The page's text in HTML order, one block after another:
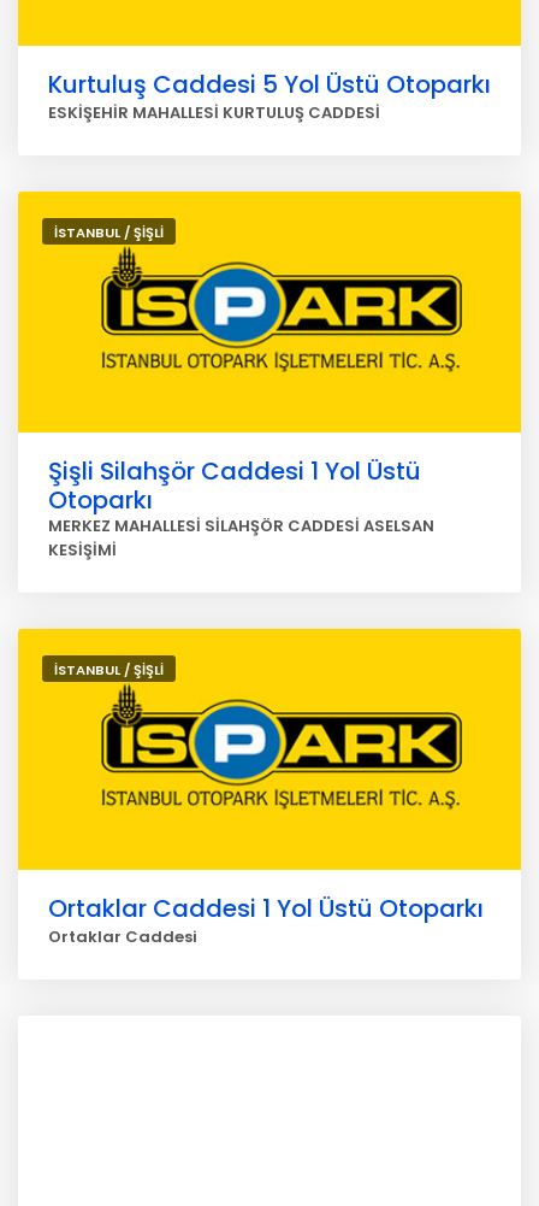
Kurtuluş Caddesi 5 Yol Üstü Otoparkı
ESKİŞEHİR MAHALLESİ KURTULUŞ CADDESİ
İSTANBUL / ŞİŞLİ
Şişli Silahşör Caddesi 1 Yol Üstü
Otoparkı
MERKEZ MAHALLESİ SİLAHŞÖR CADDESİ ASELSAN
KESİŞİMİ
İSTANBUL / ŞİŞLİ
Ortaklar Caddesi 1 Yol Üstü Otoparkı
Ortaklar Caddesi